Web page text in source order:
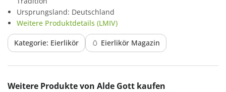
Ursprungsland: Deutschland
Weitere Produktdetails (LMIV)
Kategorie: Eierlikör 🥚 Eierlikör Magazin
Produktgalerie überspringen
Weitere Produkte von Alde Gott kaufen